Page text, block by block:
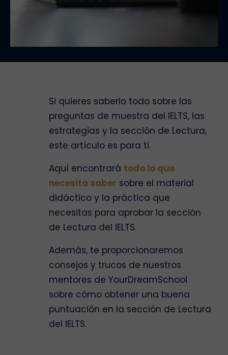
Si quieres saberlo todo sobre las
preguntas de muestra del IELTS, las
estrategias y la sección de Lectura,
este artículo es para ti.
Aquí encontrará todo lo que
necesita saber sobre el material
didáctico y la práctica que
necesitas para aprobar la sección
de Lectura del IELTS.
Además, te proporcionaremos
consejos y trucos de nuestros
mentores de YourDreamSchool
sobre cómo obtener una buena
puntuación en la sección de Lectura
del IELTS.